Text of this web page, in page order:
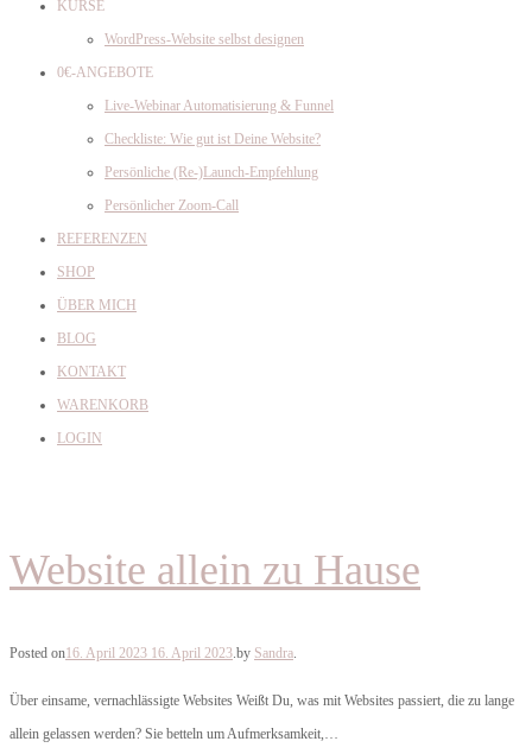
KURSE
WordPress-Website selbst designen
0€-ANGEBOTE
Live-Webinar Automatisierung & Funnel
Checkliste: Wie gut ist Deine Website?
Persönliche (Re-)Launch-Empfehlung
Persönlicher Zoom-Call
REFERENZEN
SHOP
ÜBER MICH
BLOG
KONTAKT
WARENKORB
LOGIN
Website allein zu Hause
Posted on16. April 2023 16. April 2023.by Sandra.
Über einsame, vernachlässigte Websites Weißt Du, was mit Websites passiert, die zu lange
allein gelassen werden? Sie betteln um Aufmerksamkeit,…